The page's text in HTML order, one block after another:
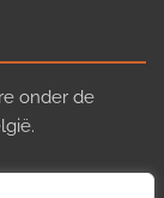
onder de